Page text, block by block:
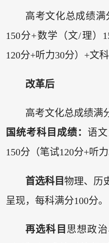
高考文化总成绩满
150分+数学（文/理）
120分+听力30分）+文
改革后
高考文化总成绩满
国统考科目成绩： 语
150分（笔试120分+听力
首选科目物理、历
呈现，每科满分100分。
再选科目 思想政